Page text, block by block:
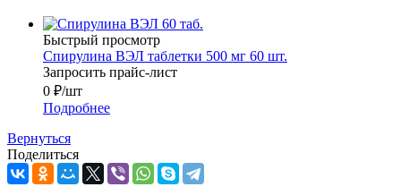
Быстрый просмотр
Спирулина ВЭЛ таблетки 500 мг 60 шт.
Запросить прайс-лист
0 ₽/шт
Подробнее
Вернуться
Поделиться